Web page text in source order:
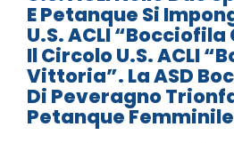
E Petanque Si
U.S. ACLI
Il Circolo U.S. ACLI
Vittoria”. La ASD
Di Peveragno
Petanque Femminile